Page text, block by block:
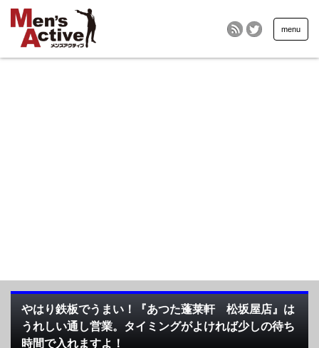
menu
やはり鉄板でうまい！『あつた蓬莱軒 松坂屋店』は
うれしい通し営業。タイミングがよければ少しの待ち
時間で入れますよ！